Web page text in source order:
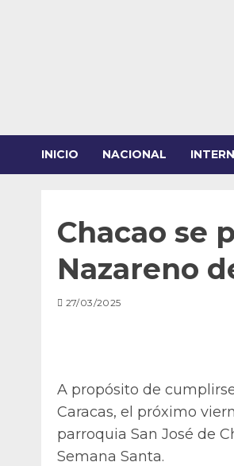
INICIO NACIONAL
Chacao se
Nazareno
27/03/2025
A propósito de
Caracas, el próximo
parroquia San José de
Semana Santa.